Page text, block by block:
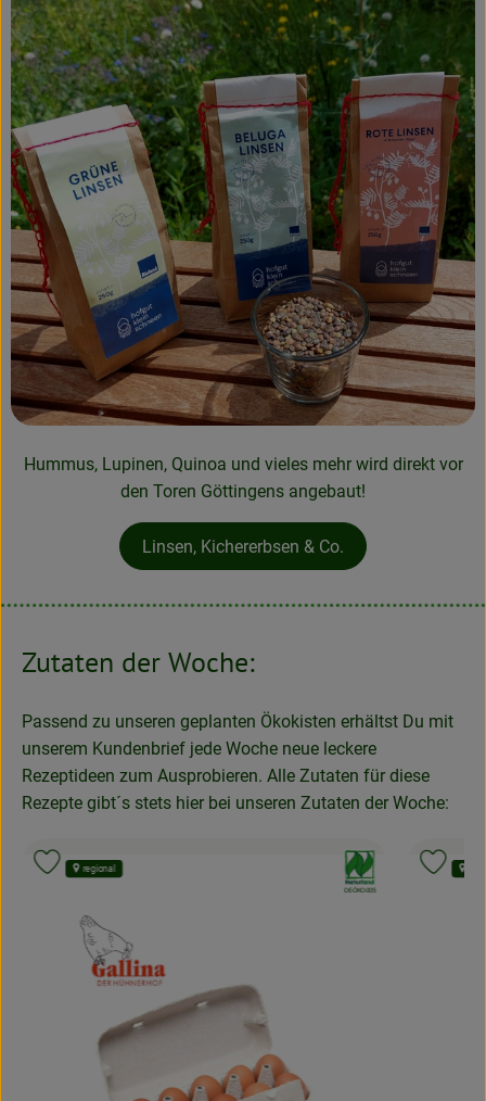
Hummus, Lupinen, Quinoa und vieles mehr wird direkt vor
den Toren Göttingens angebaut!
Linsen, Kichererbsen & Co.
Zutaten der Woche:
Passend zu unseren geplanten Ökokisten erhältst Du mit
unserem Kundenbrief jede Woche neue leckere
Rezeptideen zum Ausprobieren. Alle Zutaten für diese
Rezepte gibt´s stets hier bei unseren Zutaten der Woche:
, Verband:
, Kontrollstelle:
APPLUS
regional
Produkt zu Favouriten hinzufügen